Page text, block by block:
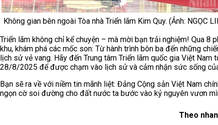
Không gian bên ngoài Tòa nhà Triển lãm Kim Quy. (Ảnh: NGỌC
Triển lãm không chỉ kể chuyện – mà mời bạn trải nghiệm! Qua 8
khu, khám phá các mốc son: Từ hành trình bôn ba đến những
lịch sử vẻ vang. Hãy đến Trung tâm Triển lãm quốc gia Việt Nam
28/8/2025 để được chạm vào lịch sử và cảm nhận sức sống
Bạn sẽ ra về với niềm tin mãnh liệt: Đảng Cộng sản Việt Nam
ngọn cờ soi đường cho đất nước ta bước vào kỷ nguyên vươn
Theo